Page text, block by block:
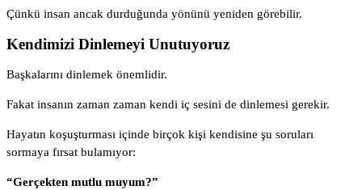
Çünkü insan ancak durduğunda yönünü yeniden görebilir.
Kendimizi Dinlemeyi Unutuyoruz
Başkalarını dinlemek önemlidir.
Fakat insanın zaman zaman kendi iç sesini de dinlemesi gerekir.
Hayatın koşuşturması içinde birçok kişi kendisine şu soruları
sormaya fırsat bulamıyor:
“Gerçekten mutlu muyum?”